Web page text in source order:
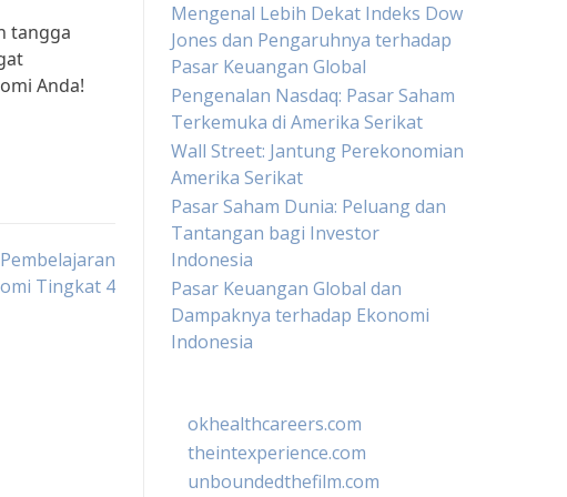
tangga
Anda!
Tingkat 4
Mengenal Lebih Dekat Indeks Dow
Jones dan Pengaruhnya terhadap
Pasar Keuangan Global
Pengenalan Nasdaq: Pasar Saham
Terkemuka di Amerika Serikat
Wall Street: Jantung Perekonomian
Amerika Serikat
Pasar Saham Dunia: Peluang dan
Tantangan bagi Investor
Indonesia
Pasar Keuangan Global dan
Dampaknya terhadap Ekonomi
Indonesia
okhealthcareers.com
theintexperience.com
unboundedthefilm.com